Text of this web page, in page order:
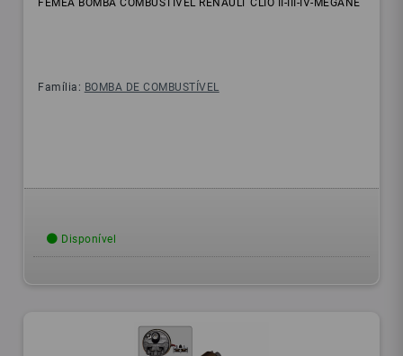
FEMEA BOMBA COMBUSTIVEL RENAULT CLIO II-III-IV-MEGANE
Família: BOMBA DE COMBUSTÍVEL
Disponível